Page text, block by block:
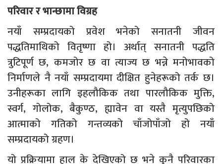
परिवार र भान्छामा विग्रह
नयाँ सम्प्रदायको प्रवेश भनेको सनातनी जीवन
पद्धतिमाथिको वितृष्णा हो। अर्थात् सनातनी पद्धति
त्रुटिपूर्ण छ, कमजोर छ वा त्याज्य छ भन्ने मनोभावको
निर्माणले नै नयाँ सम्प्रदायमा दीक्षित हुनेहरूको तर्क छ।
उनीहरूका लागि इहलौकिक तथा पारलौकिक मुक्ति,
स्वर्ग, गोलोक, बैकुण्ठ, ह्यावेन वा यस्तै मृत्युपछिको
आत्माको गतिको गन्तव्यको चाँजोपाँजो हो नयाँ
सम्प्रदायको ग्रहण।
यो प्रक्रियामा हाल के देखिएको छ भने कुनै परिवारका